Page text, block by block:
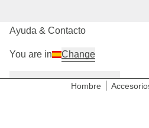
Hombre Niños
Ayuda & Contacto
You are in Change
Hombre